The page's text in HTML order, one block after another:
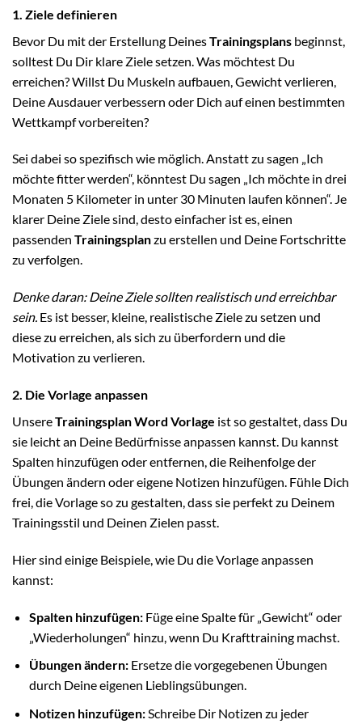
1. Ziele definieren
Bevor Du mit der Erstellung DeinesTrainingsplans beginnst,
solltest Du Dir klare Ziele setzen. Was möchtest Du
erreichen? Willst Du Muskeln aufbauen, Gewicht verlieren,
Deine Ausdauer verbessern oder Dich auf einen bestimmten
Wettkampf vorbereiten?
Sei dabei so spezifisch wie möglich. Anstatt zu sagen „Ich
möchte fitter werden“, könntest Du sagen „Ich möchte in drei
Monaten 5 Kilometer in unter 30 Minuten laufen können“. Je
klarer Deine Ziele sind, desto einfacher ist es, einen
passenden Trainingsplanzu erstellen und Deine Fortschritte
zu verfolgen.
Denke daran: Deine Ziele sollten realistisch und erreichbar
sein. Es ist besser, kleine, realistische Ziele zu setzen und
diese zu erreichen, als sich zu überfordern und die
Motivation zu verlieren.
2. Die Vorlage anpassen
UnsereTrainingsplan Word Vorlage ist so gestaltet, dass Du
sie leicht an Deine Bedürfnisse anpassen kannst. Du kannst
Spalten hinzufügen oder entfernen, die Reihenfolge der
Übungen ändern oder eigene Notizen hinzufügen. Fühle Dich
frei, die Vorlage so zu gestalten, dass sie perfekt zu Deinem
Trainingsstil und Deinen Zielen passt.
Hier sind einige Beispiele, wie Du die Vorlage anpassen
kannst:
Spalten hinzufügen:Füge eine Spalte für „Gewicht“ oder
„Wiederholungen“ hinzu, wenn Du Krafttraining machst.
Übungen ändern:Ersetze die vorgegebenen Übungen
durch Deine eigenen Lieblingsübungen.
Notizen hinzufügen:Schreibe Dir Notizen zu jeder